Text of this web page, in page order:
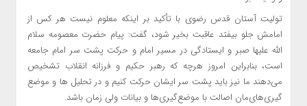
تولیت آستان قدس رضوی با تأکید بر اینکه معلوم نیست هر کس از
امامش جلو بیفتد عاقبت بخیر شود، گفت: پیام حضرت معصومه سلام
الله علیها صبر و ایستادگی در مسیر امام و حرکت پشت سر امام جامعه
است، بنابراین امروز هرچه که رهبر حکیم و فرزانه انقلاب تشخیص
می‌دهند ما نیز باید پشت سر ایشان حرکت کنیم و در تحلیل ها و موضع
گیری‌های‌مان اصالت با موضع‌گیری‌ها و بیانات ولی زمان باشد.